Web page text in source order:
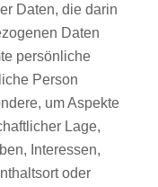
Daten, die darin
Daten
persönliche
Person
um Aspekte
Lage,
Interessen,
oder